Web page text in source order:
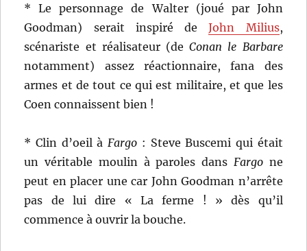
* Le personnage de Walter (joué par John
Goodman) serait inspiré deJohn Milius,
scénariste et réalisateur (deConan le Barbare
notamment) assez réactionnaire, fana des
armes et de tout ce qui est militaire, et que les
Coen connaissent bien !
* Clin d’oeil à Fargo : Steve Buscemi qui était
un véritable moulin à paroles dans Fargone
peut en placer une car John Goodman n’arrête
pas de lui dire « La ferme ! » dès qu’il
commence à ouvrir la bouche.